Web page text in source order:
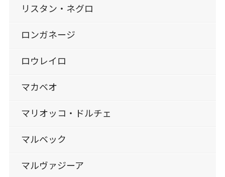
リスタン・ネグロ
ロンガネージ
ロウレイロ
マカベオ
マリオッコ・ドルチェ
マルベック
マルヴァジーア